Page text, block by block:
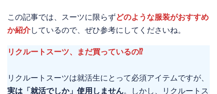
この記事では、スーツに限らずどのような服装がおすすめ
か紹介しているので、ぜひ参考にしてくださいね。
リクルートスーツ、まだ買っているの⁉
リクルートスーツは就活生にとって必須アイテムですが、
実は「就活でしか」使用しません。しかし、リクルートス